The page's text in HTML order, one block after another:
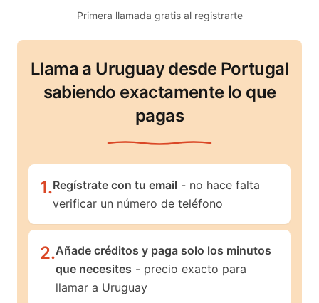
Primera llamada gratis al registrarte
Llama a Uruguay desde Portugal
sabiendo exactamente lo que
pagas
1.Regístrate con tu email - no hace falta
verificar un número de teléfono
2.Añade créditos y paga solo los minutos
que necesites - precio exacto para
llamar a Uruguay